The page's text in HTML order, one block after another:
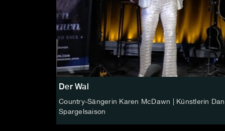
Der Wal
Country-Sängerin Karen McDawn | Künstlerin
Spargelsaison